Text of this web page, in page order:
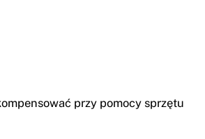
przy pomocy sprzętu